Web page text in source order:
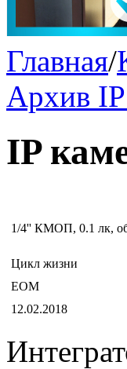
Главная/
Архив
IP
1/4'' КМОП, 0.1 лк,
Цикл жизни
EOM
12.02.2018